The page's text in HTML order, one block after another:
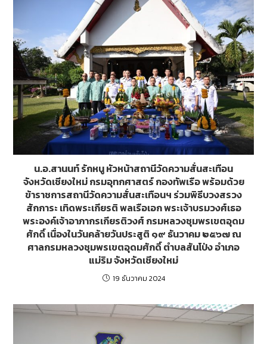
น.อ.สานนท์ รักหนู หัวหน้าสถานีวัดความสั่นสะเทือน
จังหวัดเชียงใหม่ กรมอุทกศาสตร์ กองทัพเรือ พร้อมด้วย
ข้าราชการสถานีวัดความสั่นสะเทือนฯ ร่วมพิธีบวงสรวง
สักการะ เทิดพระเกียรติ พลเรือเอก พระเจ้าบรมวงศ์เธอ
พระองค์เจ้าอาภากรเกียรติวงศ์​ กรมหลวงชุมพรเขตอุดม
ศักดิ์ เนื่องในวันคล้ายวันประสูติ ๑๙ ธันวาคม ๒๕๖๗ ณ
ศาลกรมหลวงชุมพรเขตอุดมศักดิ์ ตำบลสันโป่ง อำเภอ
แม่ริม จังหวัดเชียงใหม่
19 ธันวาคม 2024